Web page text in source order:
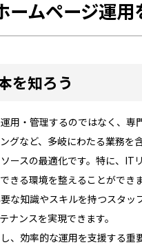
ムページ運
を知ろう
用・管理するのではなく、
など、多岐にわたる業務を含
ースの最適化です。特に、
きる環境を整えることができま
な知識やスキルを持つスタ
ナンスを実現できます。
効率的な運用を支援する重